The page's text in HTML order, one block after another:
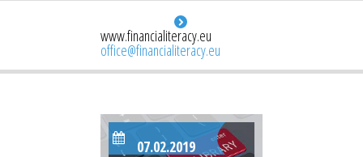
www.financialiteracy.eu
office@financialiteracy.eu
07.02.2019